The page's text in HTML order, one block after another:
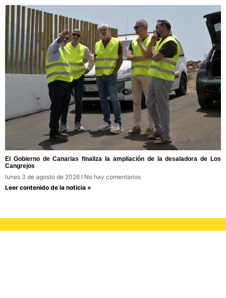
El Gobierno de Canarias finaliza la ampliación de la desaladora de Los
Cangrejos
lunes 3 de agosto de 2026
No hay comentarios
Leer contenido de la noticia »